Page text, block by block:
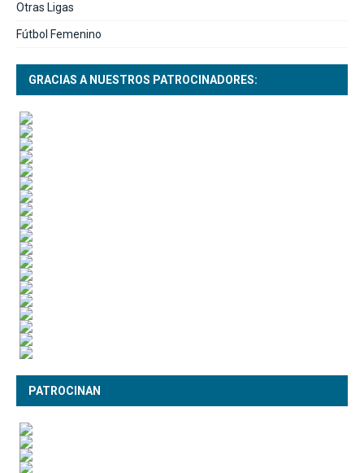
Otras Ligas
Fútbol Femenino
GRACIAS A NUESTROS PATROCINADORES:
PATROCINAN